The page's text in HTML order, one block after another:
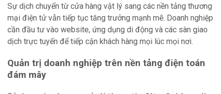
Sự dịch chuyển từ cửa hàng vật lý sang các nền tảng thương
mại điện tử vẫn tiếp tục tăng trưởng mạnh mẽ. Doanh nghiệp
cần đầu tư vào website, ứng dụng di động và các sàn giao
dịch trực tuyến để tiếp cận khách hàng mọi lúc mọi nơi.
Quản trị doanh nghiệp trên nền tảng điện toán
đám mây